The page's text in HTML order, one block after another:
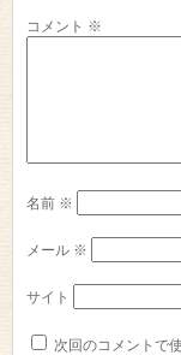
コメント ※
名前 ※
メール ※
サイト
次回のコメントで